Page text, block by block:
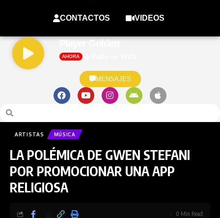
CONTACTOS VIDEOS
Player Golden
AHORA
MENSAJES
ARTISTAS MÚSICA
LA POLÉMICA DE GWEN STEFANI
POR PROMOCIONAR UNA APP
RELIGIOSA
0 Min Read